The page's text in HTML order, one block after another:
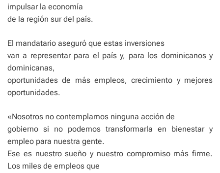
impulsar la economía
de la región sur del país.
El mandatario aseguró que estas inversiones
van a representar para el país y, para los dominicanos y
dominicanas,
oportunidades de más empleos, crecimiento y mejores
oportunidades.
«Nosotros no contemplamos ninguna acción de
gobierno si no podemos transformarla en bienestar y
empleo para nuestra gente.
Ese es nuestro sueño y nuestro compromiso más firme.
Los miles de empleos que